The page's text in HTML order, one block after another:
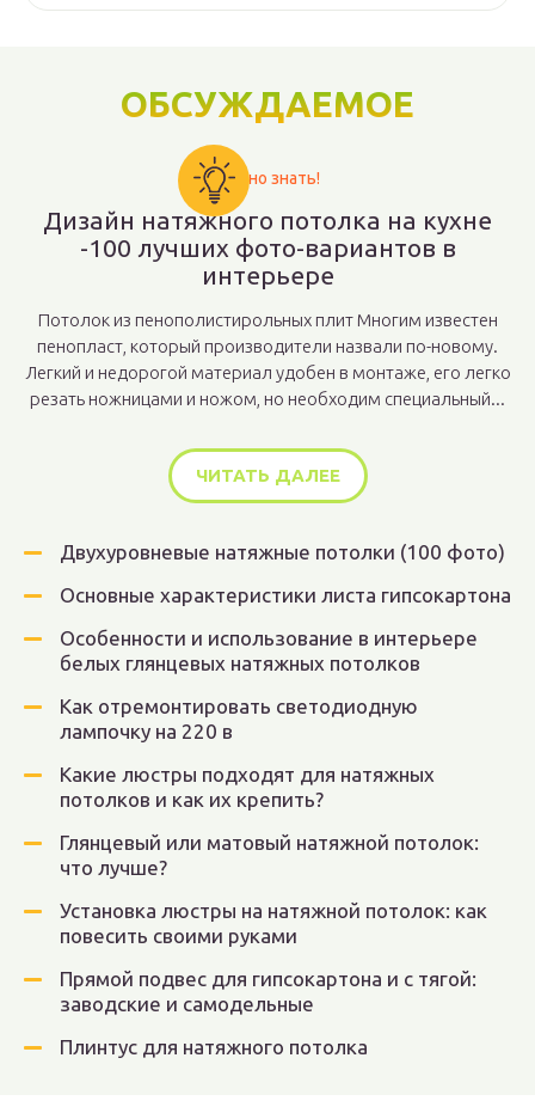
ОБСУЖДАЕМОЕ
Важно знать!
Дизайн натяжного потолка на кухне
-100 лучших фото-вариантов в
интерьере
Потолок из пенополистирольных плит Многим известен
пенопласт, который производители назвали по-новому.
Легкий и недорогой материал удобен в монтаже, его легко
резать ножницами и ножом, но необходим специальный...
ЧИТАТЬ ДАЛЕЕ
Двухуровневые натяжные потолки (100 фото)
Основные характеристики листа гипсокартона
Особенности и использование в интерьере
белых глянцевых натяжных потолков
Как отремонтировать светодиодную
лампочку на 220 в
Какие люстры подходят для натяжных
потолков и как их крепить?
Глянцевый или матовый натяжной потолок:
что лучше?
Установка люстры на натяжной потолок: как
повесить своими руками
Прямой подвес для гипсокартона и с тягой:
заводские и самодельные
Плинтус для натяжного потолка